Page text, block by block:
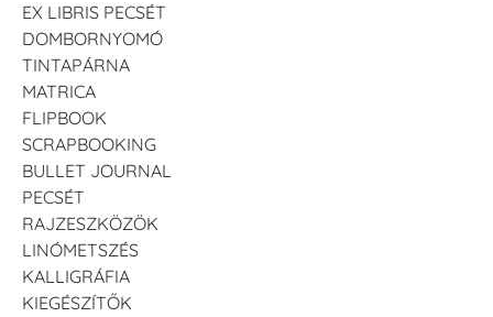
EX LIBRIS PECSÉT
DOMBORNYOMÓ
TINTAPÁRNA
MATRICA
FLIPBOOK
SCRAPBOOKING
BULLET JOURNAL
PECSÉT
RAJZESZKÖZÖK
LINÓMETSZÉS
KALLIGRÁFIA
KIEGÉSZÍTŐK